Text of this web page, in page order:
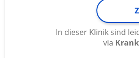
In dieser Klinik sind
via